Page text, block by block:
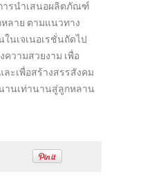
ารนำเสนอผลิตภัณฑ์
ลาย ตามแนวทาง
ในเจเนอเรชั่นถัดไป
ความสวยงาม เพื่อ
ะเพื่อสร้างสรรสังคม
านเท่านานสู่ลูกหลาน